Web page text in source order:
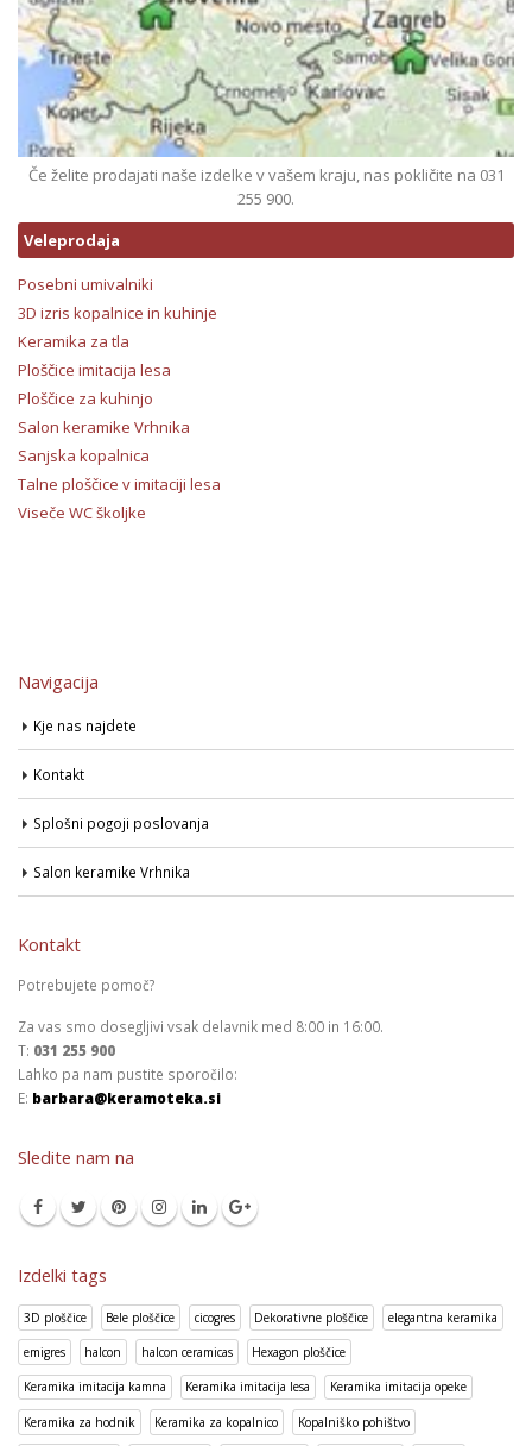
Če želite prodajati naše izdelke v vašem kraju, nas pokličite na 031
255 900.
Veleprodaja
Posebni umivalniki
3D izris kopalnice in kuhinje
Keramika za tla
Ploščice imitacija lesa
Ploščice za kuhinjo
Salon keramike Vrhnika
Sanjska kopalnica
Talne ploščice v imitaciji lesa
Viseče WC školjke
Navigacija
Kje nas najdete
Kontakt
Splošni pogoji poslovanja
Salon keramike Vrhnika
Kontakt
Potrebujete pomoč?
Za vas smo dosegljivi vsak delavnik med 8:00 in 16:00.
T: 031 255 900
Lahko pa nam pustite sporočilo:
E: barbara@keramoteka.si
Sledite nam na
Izdelki tags
3D ploščice Bele ploščice cicogres Dekorativne ploščice elegantna keramika
emigres halcon halcon ceramicas Hexagon ploščice
Keramika imitacija kamna Keramika imitacija lesa Keramika imitacija opeke
Keramika za hodnik Keramika za kopalnico Kopalniško pohištvo